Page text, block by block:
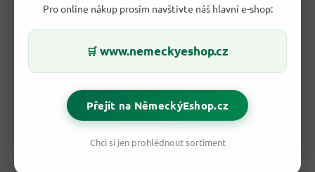
Pro online nákup prosím navštivte náš hlavní e-shop:
🛒 www.nemeckyeshop.cz
Přejít na NěmeckýEshop.cz
Chci si jen prohlédnout sortiment
🌿 Praktické přednosti hotové rybí